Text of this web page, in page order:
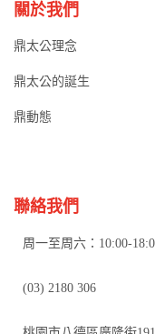
關於我們
鼎太公理念
鼎太公的誕生
鼎動態
聯絡我們
周一至周六：10:00-
(03) 2180 306